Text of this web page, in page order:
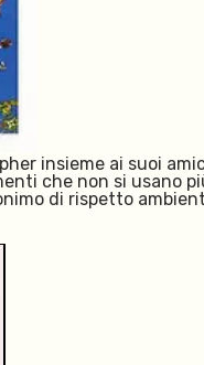
insieme ai suoi
che non si usano
di rispetto